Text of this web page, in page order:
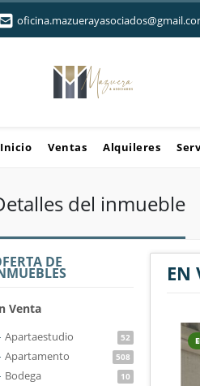
Inicio Ventas Alquileres
del inmueble
DE
Venta
Apartaestudio 52
Apartamento 508
Bodega 10
EN